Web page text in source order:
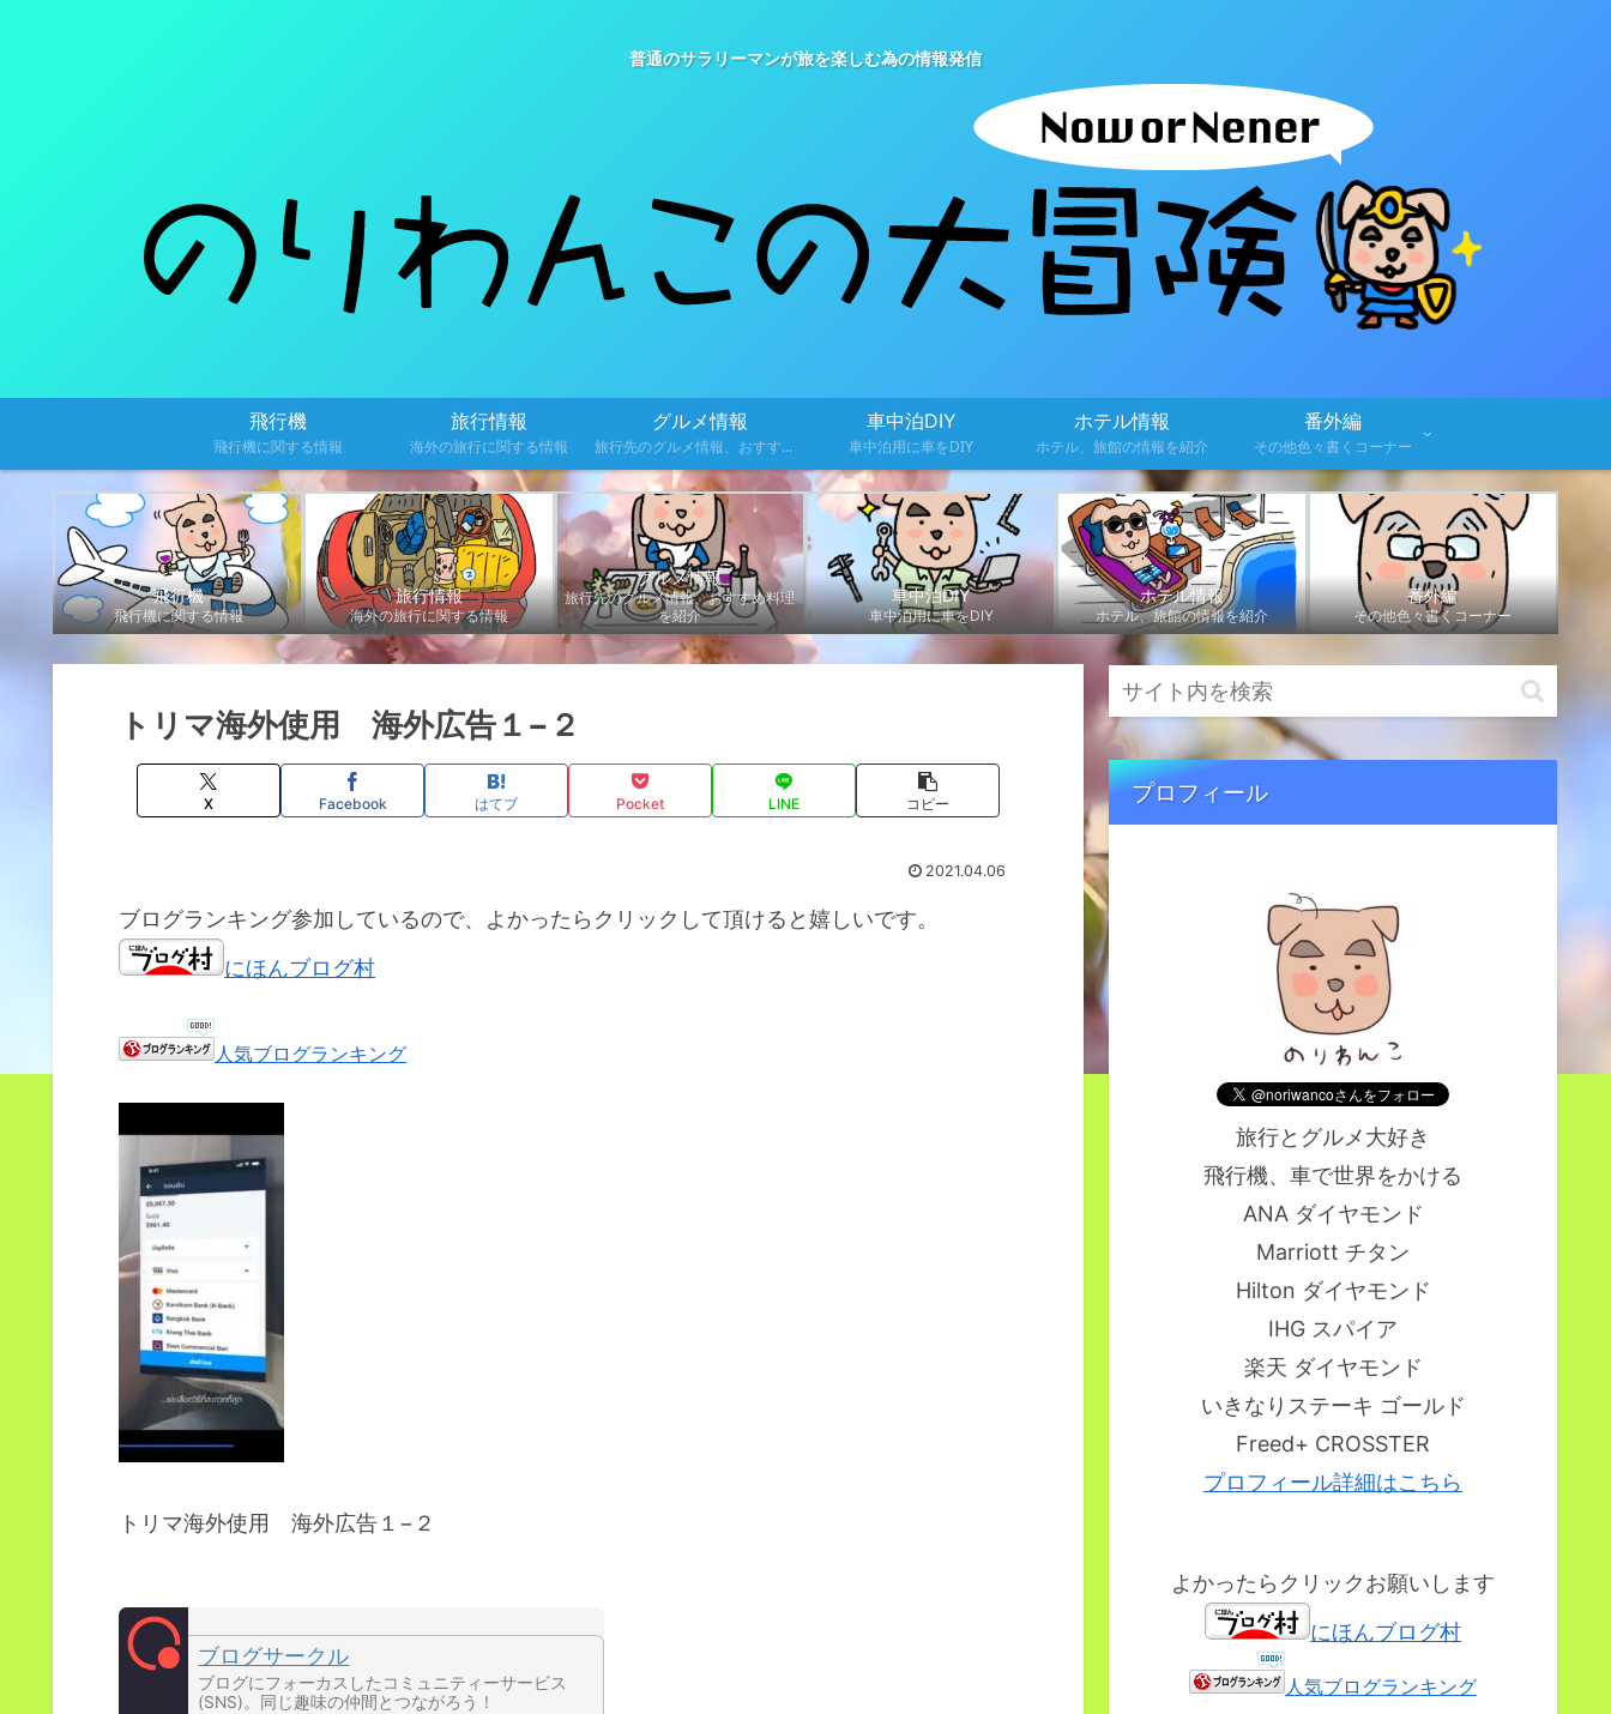
普通のサラリーマンが旅を楽しむ為の情報発信
飛行機
飛行機に関する情報
旅行情報
海外の旅行に関する情報
グルメ情報
旅行先のグルメ情報、おすすめ料理を紹介
車中泊DIY
車中泊用に車をDIY
ホテル情報
ホテル、旅館の情報を紹介
番外編
その他色々書くコーナー
飛行機
飛行機に関する情報
旅行情報
海外の旅行に関する情報
グルメ情報
旅行先のグルメ情報、おすすめ料理
を紹介
車中泊DIY
車中泊用に車をDIY
ホテル情報
ホテル、旅館の情報を紹介
番外編
その他色々書くコーナー
トリマ海外使用 海外広告１−２
X Facebook はてブ Pocket LINE コピー
2021.04.06
ブログランキング参加しているので、よかったらクリックして頂けると嬉しいです。
にほんブログ村
人気ブログランキング
トリマ海外使用 海外広告１−２
ブログサークル
ブログにフォーカスしたコミュニティーサービス
(SNS)。同じ趣味の仲間とつながろう！
プロフィール
旅行とグルメ大好き
飛行機、車で世界をかける
ANA ダイヤモンド
Marriott チタン
Hilton ダイヤモンド
IHG スパイア
楽天 ダイヤモンド
いきなりステーキ ゴールド
Freed+ CROSSTER
プロフィール詳細はこちら
よかったらクリックお願いします
にほんブログ村
人気ブログランキング